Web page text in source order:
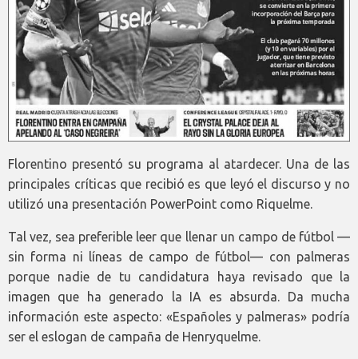
Florentino presentó su programa al atardecer. Una de las
principales críticas que recibió es que leyó el discurso y no
utilizó una presentación PowerPoint como Riquelme.
Tal vez, sea preferible leer que llenar un campo de fútbol —
sin forma ni líneas de campo de fútbol— con palmeras
porque nadie de tu candidatura haya revisado que la
imagen que ha generado la IA es absurda. Da mucha
información este aspecto: «Españoles y palmeras» podría
ser el eslogan de campaña de Henryquelme.